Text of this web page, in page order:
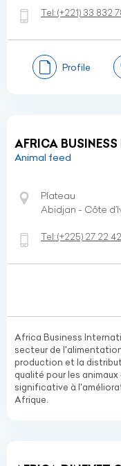
Tel:(+221) 33 832
Profile
AFRICA
Animal feed
Plateau
Abidjan - Côte
Tel:(+225) 27 22
Africa Business
secteur de
production et la
qualité pour les
significative à
Afrique.